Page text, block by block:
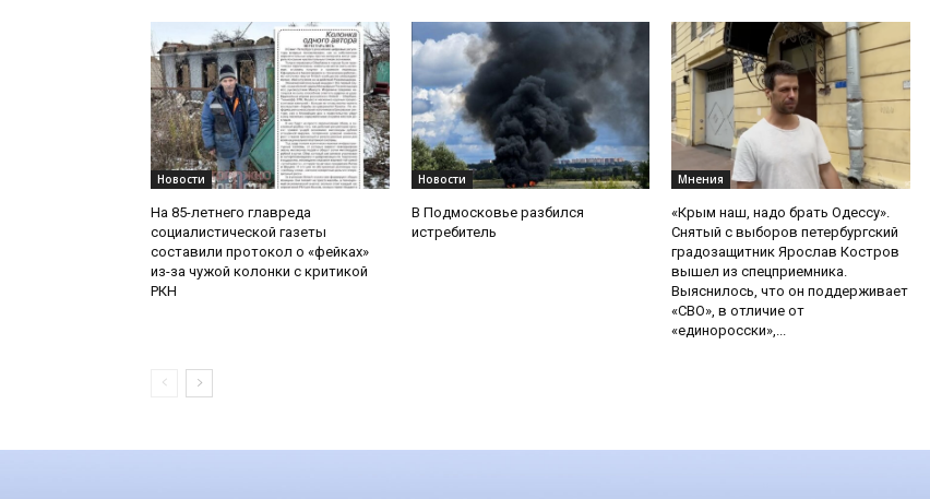
Новости
На 85-летнего главреда
социалистической газеты
составили протокол о «фейках»
из-за чужой колонки с критикой
РКН
Новости
В Подмосковье разбился
истребитель
Мнения
«Крым наш, надо брать Одессу».
Снятый с выборов петербургский
градозащитник Ярослав Костров
вышел из спецприемника.
Выяснилось, что он поддерживает
«СВО», в отличие от
«единоросски»,...